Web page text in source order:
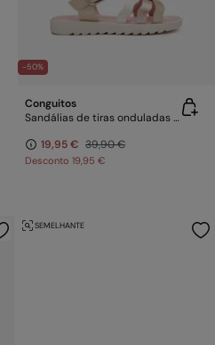
-50%
Conguitos
Sandálias de tiras onduladas com fivela
19,95 € 39,90 €
Desconto 19,95 €
SEMELHANTE